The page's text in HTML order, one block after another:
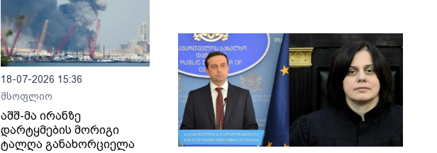
18-07-2026 15:36
მსოფლიო
აშშ-მა ირანზე
დარტყმების მორიგი
ტალღა განახორციელა